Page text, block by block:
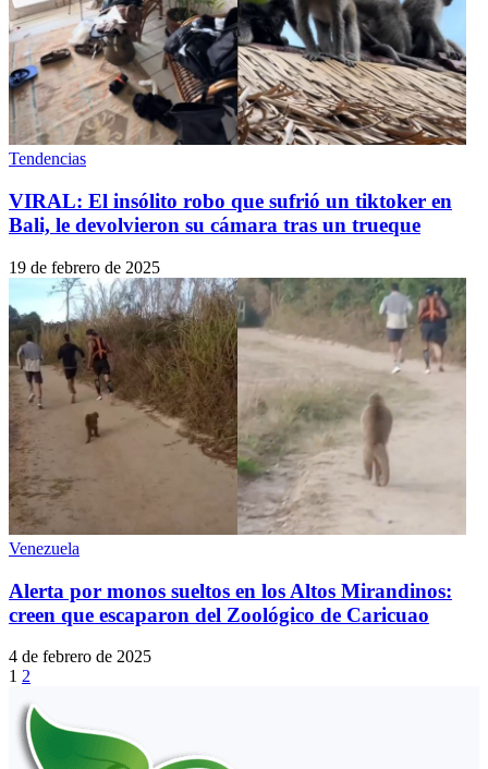
Tendencias
VIRAL: El insólito robo que sufrió un tiktoker en
Bali, le devolvieron su cámara tras un trueque
19 de febrero de 2025
Venezuela
Alerta por monos sueltos en los Altos Mirandinos:
creen que escaparon del Zoológico de Caricuao
4 de febrero de 2025
1 2